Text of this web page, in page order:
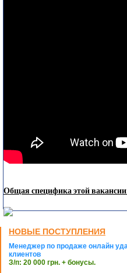
Общая специфика этой
НОВЫЕ ПОСТУПЛЕНИЯ
Менеджер по продаже онлайн
клиентов
З/п: 20 000 грн. + бонусы.